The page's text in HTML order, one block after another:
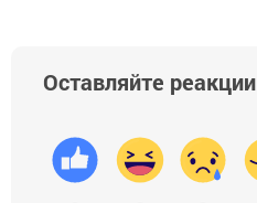
Оставляйте реакции